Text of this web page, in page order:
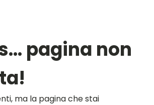
pagina non
ma la pagina che stai